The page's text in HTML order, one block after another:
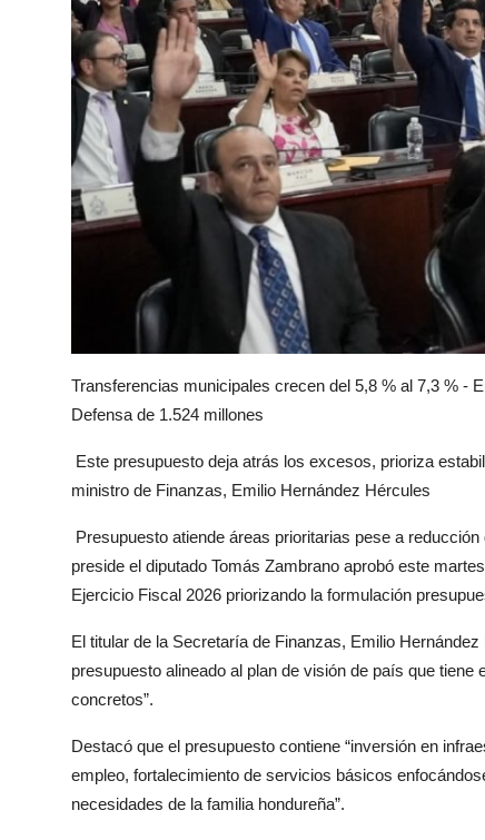
Transferencias municipales crecen del 5,8 % al 7,3 % -
Defensa de 1.524 millones
Este presupuesto deja atrás los excesos, prioriza
ministro de Finanzas, Emilio Hernández Hércules
Presupuesto atiende áreas prioritarias pese a
preside el diputado Tomás Zambrano aprobó este
Ejercicio Fiscal 2026 priorizando la formulación
El titular de la Secretaría de Finanzas, Emilio
presupuesto alineado al plan de visión de país que
concretos”.
Destacó que el presupuesto contiene “inversión en
empleo, fortalecimiento de servicios básicos
necesidades de la familia hondureña”.